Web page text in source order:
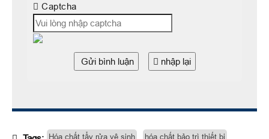
Captcha
Gửi bình luận nhập lại
Hóa chất tẩy rửa vệ sinh hóa chất bảo trì thiết bị